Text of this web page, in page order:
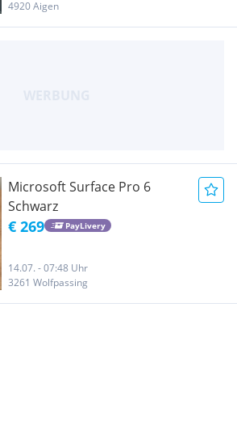
4920 Aigen
Microsoft Surface Pro 6
Schwarz
€ 269 PayLivery
14.07. - 07:48 Uhr
3261 Wolfpassing